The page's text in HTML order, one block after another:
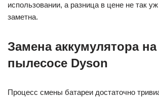
использовании, а разница в цене не так
заметна.
Замена аккумулятора на
пылесосе Dyson
Процесс смены батареи достаточно